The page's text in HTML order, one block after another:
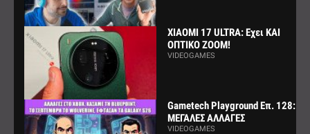
XIAOMI 17 ULTRA: Εχει ΚΑΙ
ΟΠΤΙΚΟ ZOOM!
VIDEOGAMES
Gametech Playground Επ. 128:
ΜΕΓΑΛΕΣ ΑΛΛΑΓΕΣ
VIDEOGAMES